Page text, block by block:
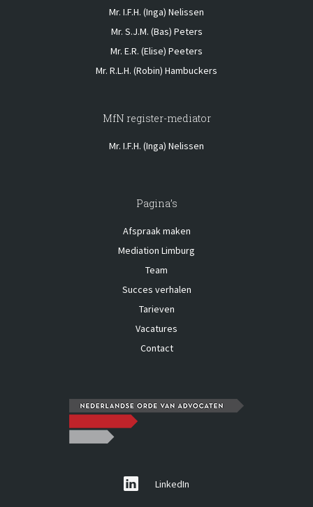
Mr. I.F.H. (Inga) Nelissen
Mr. S.J.M. (Bas) Peters
Mr. E.R. (Elise) Peeters
Mr. R.L.H. (Robin) Hambuckers
MfN register-mediator
Mr. I.F.H. (Inga) Nelissen
Pagina’s
Afspraak maken
Mediation Limburg
Team
Succes verhalen
Tarieven
Vacatures
Contact
LinkedIn